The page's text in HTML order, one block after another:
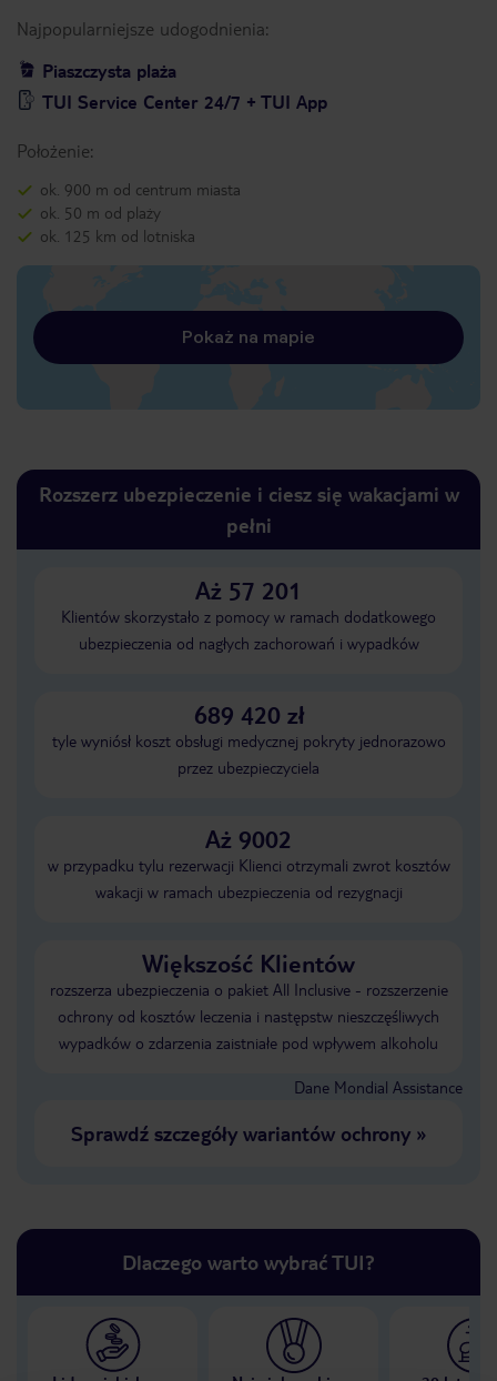
Najpopularniejsze udogodnienia:
Piaszczysta plaża
TUI Service Center 24/7 + TUI App
Położenie:
ok. 900 m od centrum miasta
ok. 50 m od plaży
ok. 125 km od lotniska
Pokaż na mapie
Rozszerz ubezpieczenie i ciesz się wakacjami w
pełni
Aż 57 201
Klientów skorzystało z pomocy w ramach dodatkowego
ubezpieczenia od nagłych zachorowań i wypadków
689 420 zł
tyle wyniósł koszt obsługi medycznej pokryty jednorazowo
przez ubezpieczyciela
Aż 9002
w przypadku tylu rezerwacji Klienci otrzymali zwrot kosztów
wakacji w ramach ubezpieczenia od rezygnacji
Większość Klientów
rozszerza ubezpieczenia o pakiet All Inclusive - rozszerzenie
ochrony od kosztów leczenia i następstw nieszczęśliwych
wypadków o zdarzenia zaistniałe pod wpływem alkoholu
Dane Mondial Assistance
Sprawdź szczegóły wariantów ochrony»
Dlaczego warto wybrać TUI?